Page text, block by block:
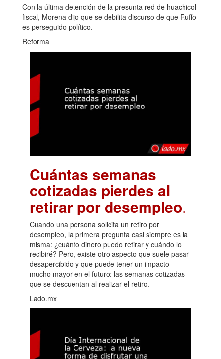
Con la última detención de la presunta red de huachicol
fiscal, Morena dijo que se debilita discurso de que Ruffo
es perseguido político.
Reforma
Cuántas semanas
cotizadas pierdes al
retirar por desempleo.
Cuando una persona solicita un retiro por
desempleo, la primera pregunta casi siempre es la
misma: ¿cuánto dinero puedo retirar y cuándo lo
recibiré? Pero, existe otro aspecto que suele pasar
desapercibido y que puede tener un impacto
mucho mayor en el futuro: las semanas cotizadas
que se descuentan al realizar el retiro.
Lado.mx